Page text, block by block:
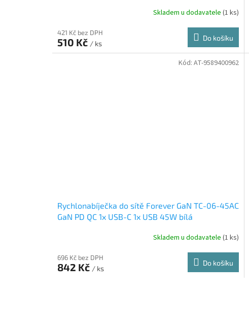
Skladem u dodavatele(1 ks)
421 Kč bez DPH
510 Kč / ks
Do košíku
Rychlonabíječka do sítě Forever GaN TC-06-45AC
GaN PD QC 1x USB-C 1x USB 45W bílá
Skladem u dodavatele(1 ks)
696 Kč bez DPH
842 Kč / ks
Do košíku
Kód:AT-9589400962